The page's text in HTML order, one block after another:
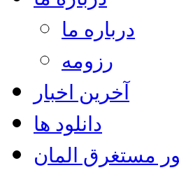
درباره ما
رزومه
آخرین اخبار
دانلود ها
مستغرق المان